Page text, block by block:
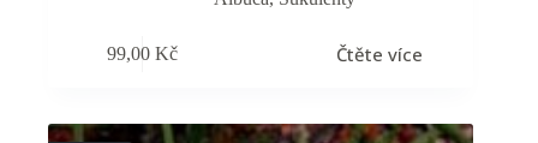
99,00Kč Čtěte více